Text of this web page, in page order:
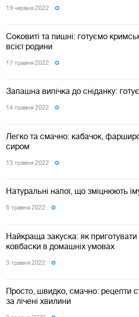
19 червня 2022
Соковиті та пишні: готуємо
всієї родини
17 травня 2022
Запашна випічка до сніданку:
14 травня 2022
Легко та смачно: кабачок,
сиром
13 травня 2022
Натуральні напої, що зміцнюють
6 травня 2022
Найкраща закуска: як
ковбаски в домашніх умовах
3 травня 2022
Просто, швидко, смачно: рецепти
за лічені хвилини